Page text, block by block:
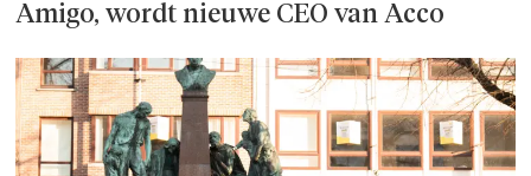
Amigo, wordt nieuwe CEO van Acco